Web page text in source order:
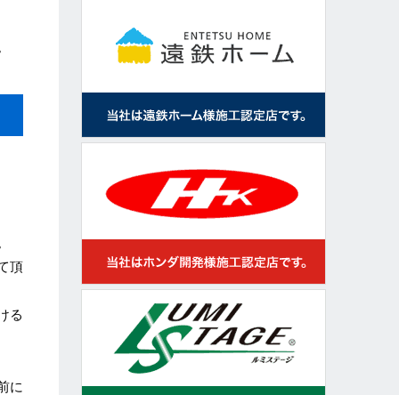
頂
る
に